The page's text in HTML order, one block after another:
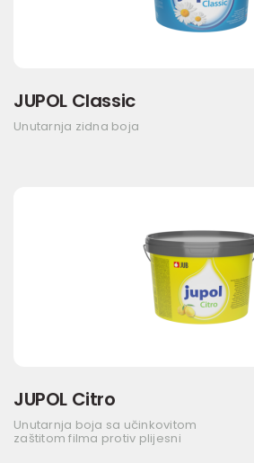
JUPOL Classic
Unutarnja zidna boja
JUPOL Citro
Unutarnja boja sa učinkovitom
zaštitom filma protiv plijesni